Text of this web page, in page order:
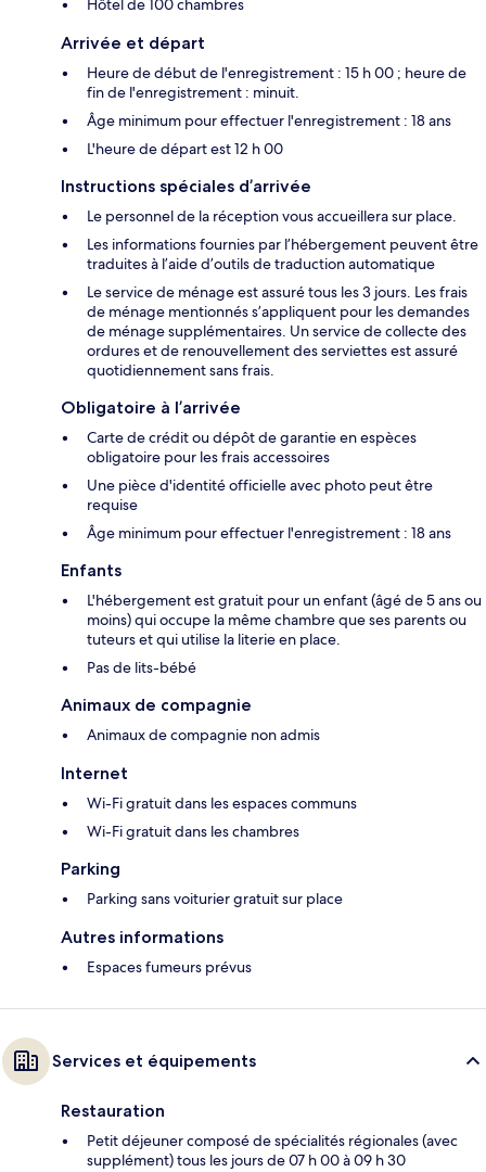
Hôtel de 100 chambres
Arrivée et départ
Heure de début de l'enregistrement : 15 h 00 ; heure de
fin de l'enregistrement : minuit.
Âge minimum pour effectuer l'enregistrement : 18 ans
L'heure de départ est 12 h 00
Instructions spéciales d’arrivée
Le personnel de la réception vous accueillera sur place.
Les informations fournies par l’hébergement peuvent être
traduites à l’aide d’outils de traduction automatique
Le service de ménage est assuré tous les 3 jours. Les frais
de ménage mentionnés s’appliquent pour les demandes
de ménage supplémentaires. Un service de collecte des
ordures et de renouvellement des serviettes est assuré
quotidiennement sans frais.
Obligatoire à l’arrivée
Carte de crédit ou dépôt de garantie en espèces
obligatoire pour les frais accessoires
Une pièce d'identité officielle avec photo peut être
requise
Âge minimum pour effectuer l'enregistrement : 18 ans
Enfants
L'hébergement est gratuit pour un enfant (âgé de 5 ans ou
moins) qui occupe la même chambre que ses parents ou
tuteurs et qui utilise la literie en place.
Pas de lits-bébé
Animaux de compagnie
Animaux de compagnie non admis
Internet
Wi-Fi gratuit dans les espaces communs
Wi-Fi gratuit dans les chambres
Parking
Parking sans voiturier gratuit sur place
Autres informations
Espaces fumeurs prévus
Services et équipements
Restauration
Petit déjeuner composé de spécialités régionales (avec
supplément) tous les jours de 07 h 00 à 09 h 30